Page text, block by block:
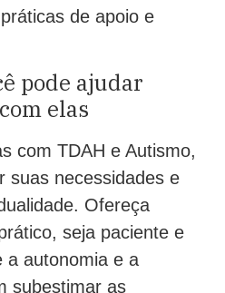
de apoio e
pode ajudar
elas
com TDAH e Autismo,
suas necessidades e
Ofereça
seja paciente e
a autonomia e a
subestimar as